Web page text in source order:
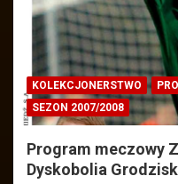
KOLEKCJONERSTWO
SEZON 2007/2008
Program meczowy
Dyskobolia